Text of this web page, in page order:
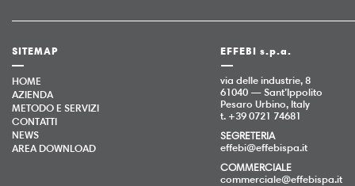
SITEMAP
HOME
AZIENDA
METODO E SERVIZI
CONTATTI
NEWS
AREA DOWNLOAD
EFFEBI s.p.a.
via delle industrie, 8
61040 — Sant’Ippolito
Pesaro Urbino, Italy
t. +39 0721 74681
SEGRETERIA
effebi@effebispa.it
COMMERCIALE
commerciale@effebispa.it